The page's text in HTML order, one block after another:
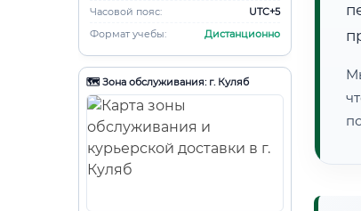
Часовой пояс:
UTC+5
Формат учебы:
Дистанционно
🗺️ Зона обслуживания: г. Куляб